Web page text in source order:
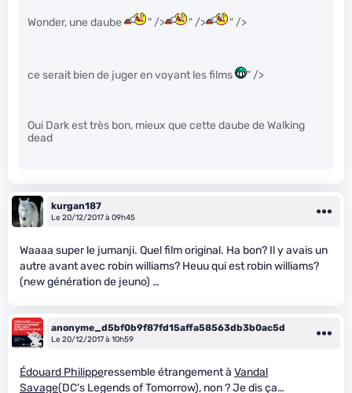
Wonder, une daube " /> " /> " />
ce serait bien de juger en voyant les films " />
Oui Dark est très bon, mieux que cette daube de Walking
dead
kurgan187
Le 20/12/2017 à 09h45
Waaaa super le jumanji. Quel film original. Ha bon? Il y avais un
autre avant avec robin williams? Heuu qui est robin williams?
(new génération de jeuno) …
anonyme_d5bf0b9f87fd15affa58563db3b0ac5d
Le 20/12/2017 à 10h59
Édouard Philipperessemble étrangement à Vandal
Savage(DC’s Legends of Tomorrow), non ? Je dis ça…